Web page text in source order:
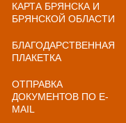
КАРТА БРЯНСКА И
БРЯНСКОЙ ОБЛАСТИ
БЛАГОДАРСТВЕННАЯ
ПЛАКЕТКА
ОТПРАВКА
ДОКУМЕНТОВ ПО E-
MAIL